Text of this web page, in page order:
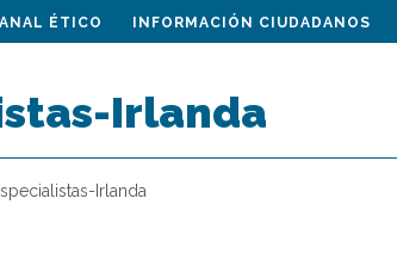
ÉTICO INFORMACIÓN CIUDADANOS
Irlanda
Irlanda